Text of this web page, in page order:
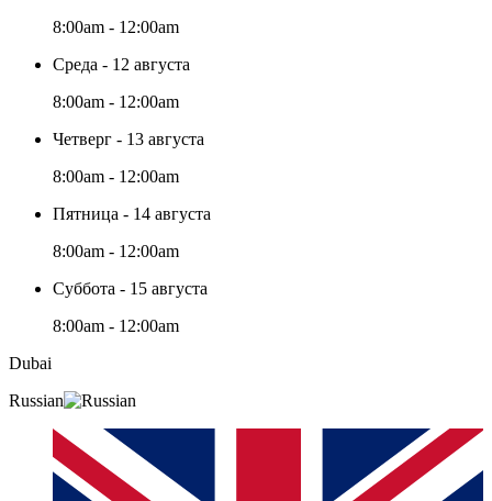
8:00am - 12:00am
Среда - 12 августа
8:00am - 12:00am
Четверг - 13 августа
8:00am - 12:00am
Пятница - 14 августа
8:00am - 12:00am
Суббота - 15 августа
8:00am - 12:00am
Dubai
Russian